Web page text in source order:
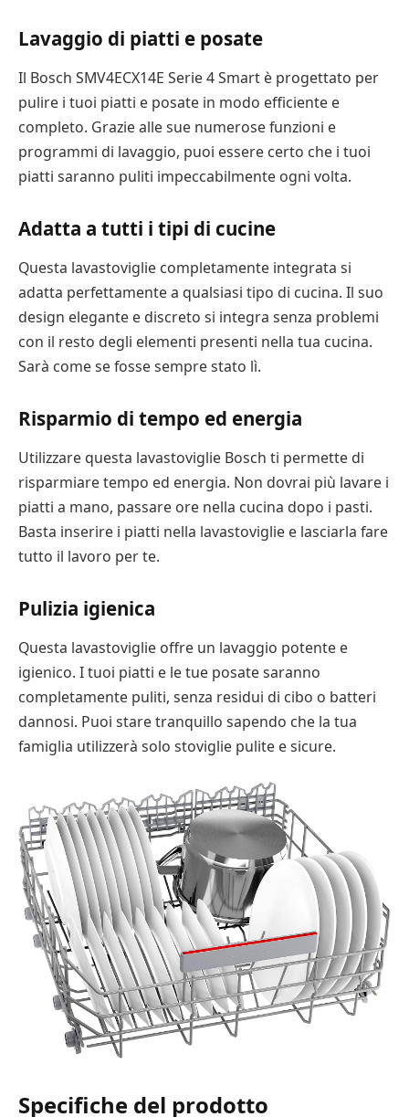
Lavaggio di piatti e posate
Il Bosch SMV4ECX14E Serie 4 Smart è progettato per
pulire i tuoi piatti e posate in modo efficiente e
completo. Grazie alle sue numerose funzioni e
programmi di lavaggio, puoi essere certo che i tuoi
piatti saranno puliti impeccabilmente ogni volta.
Adatta a tutti i tipi di cucine
Questa lavastoviglie completamente integrata si
adatta perfettamente a qualsiasi tipo di cucina. Il suo
design elegante e discreto si integra senza problemi
con il resto degli elementi presenti nella tua cucina.
Sarà come se fosse sempre stato lì.
Risparmio di tempo ed energia
Utilizzare questa lavastoviglie Bosch ti permette di
risparmiare tempo ed energia. Non dovrai più lavare i
piatti a mano, passare ore nella cucina dopo i pasti.
Basta inserire i piatti nella lavastoviglie e lasciarla fare
tutto il lavoro per te.
Pulizia igienica
Questa lavastoviglie offre un lavaggio potente e
igienico. I tuoi piatti e le tue posate saranno
completamente puliti, senza residui di cibo o batteri
dannosi. Puoi stare tranquillo sapendo che la tua
famiglia utilizzerà solo stoviglie pulite e sicure.
Specifiche del prodotto